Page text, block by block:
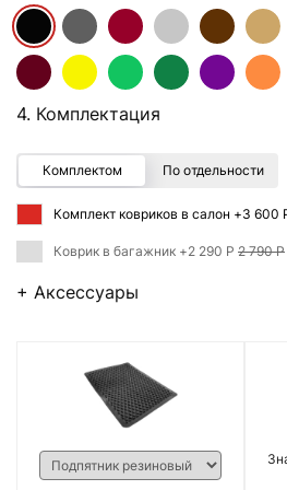
4. Комплектация
Комплектом По отдельности
Комплект ковриков в салон +3 600
Коврик в багажник +2 290 Р 2 790 Р
+ Аксессуары